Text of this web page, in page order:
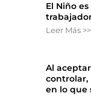
El Niño
Leer Más >>
Al
controlar,
en lo que